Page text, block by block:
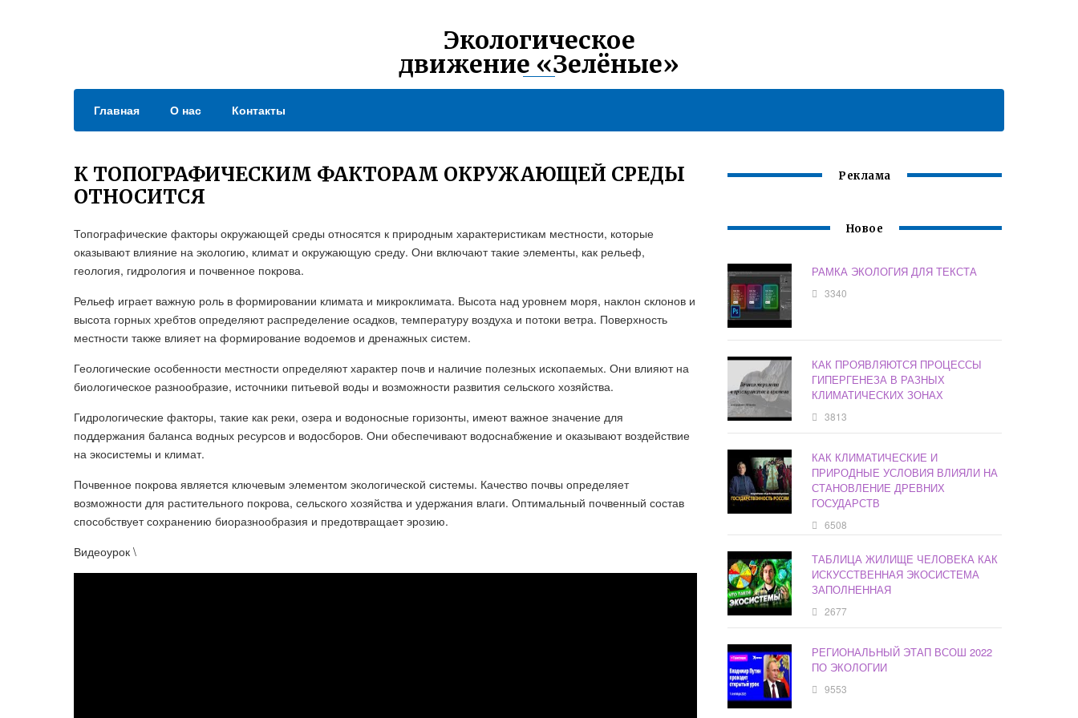
Экологическое
движение «Зелёные»
Главная О нас Контакты
К ТОПОГРАФИЧЕСКИМ ФАКТОРАМ ОКРУЖАЮЩЕЙ СРЕДЫ
ОТНОСИТСЯ
Топографические факторы окружающей среды относятся к природным характеристикам местности, которые
оказывают влияние на экологию, климат и окружающую среду. Они включают такие элементы, как рельеф,
геология, гидрология и почвенное покрова.
Рельеф играет важную роль в формировании климата и микроклимата. Высота над уровнем моря, наклон склонов и
высота горных хребтов определяют распределение осадков, температуру воздуха и потоки ветра. Поверхность
местности также влияет на формирование водоемов и дренажных систем.
Геологические особенности местности определяют характер почв и наличие полезных ископаемых. Они влияют на
биологическое разнообразие, источники питьевой воды и возможности развития сельского хозяйства.
Гидрологические факторы, такие как реки, озера и водоносные горизонты, имеют важное значение для
поддержания баланса водных ресурсов и водосборов. Они обеспечивают водоснабжение и оказывают воздействие
на экосистемы и климат.
Почвенное покрова является ключевым элементом экологической системы. Качество почвы определяет
возможности для растительного покрова, сельского хозяйства и удержания влаги. Оптимальный почвенный состав
способствует сохранению биоразнообразия и предотвращает эрозию.
Видеоурок \
Реклама
Новое
РАМКА ЭКОЛОГИЯ ДЛЯ ТЕКСТА
3340
КАК ПРОЯВЛЯЮТСЯ ПРОЦЕССЫ
ГИПЕРГЕНЕЗА В РАЗНЫХ
КЛИМАТИЧЕСКИХ ЗОНАХ
3813
КАК КЛИМАТИЧЕСКИЕ И
ПРИРОДНЫЕ УСЛОВИЯ ВЛИЯЛИ НА
СТАНОВЛЕНИЕ ДРЕВНИХ
ГОСУДАРСТВ
6508
ТАБЛИЦА ЖИЛИЩЕ ЧЕЛОВЕКА КАК
ИСКУССТВЕННАЯ ЭКОСИСТЕМА
ЗАПОЛНЕННАЯ
2677
РЕГИОНАЛЬНЫЙ ЭТАП ВСОШ 2022
ПО ЭКОЛОГИИ
9553